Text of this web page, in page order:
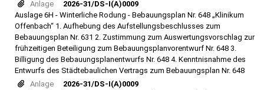
Anlage
2026-31/DS-I(A)0009
Auslage 6H - Winterliche Rodung - Bebauungsplan Nr. 648 „Klinikum
Offenbach“ 1. Aufhebung des Aufstellungsbeschlusses zum
Bebauungsplan Nr. 631 2. Zustimmung zum Auswertungsvorschlag zur
frühzeitigen Beteiligung zum Bebauungsplanvorentwurf Nr. 648 3.
Billigung des Bebauungsplanentwurfs Nr. 648 4. Kenntnisnahme des
Entwurfs des Städtebaulichen Vertrags zum Bebauungsplan Nr. 648
Anlage
2026-31/DS-I(A)0009